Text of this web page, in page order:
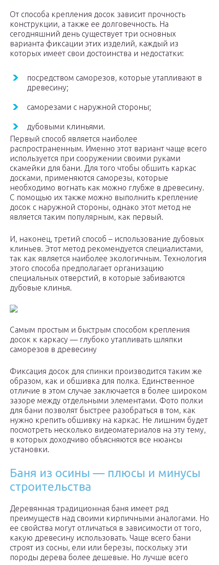
От способа крепления досок зависит прочность
конструкции, а также ее долговечность. На
сегодняшний день существует три основных
варианта фиксации этих изделий, каждый из
которых имеет свои достоинства и недостатки:
посредством саморезов, которые утапливают в
древесину;
саморезами с наружной стороны;
дубовыми клиньями.
Первый способ является наиболее
распространенным. Именно этот вариант чаще всего
используется при сооружении своими руками
скамейки для бани. Для того чтобы обшить каркас
досками, применяются саморезы, которые
необходимо вогнать как можно глубже в древесину.
С помощью их также можно выполнить крепление
досок с наружной стороны, однако этот метод не
является таким популярным, как первый.
И, наконец, третий способ – использование дубовых
клиньев. Этот метод рекомендуется специалистами,
так как является наиболее экологичным. Технология
этого способа предполагает организацию
специальных отверстий, в которые забиваются
дубовые клинья.
Самым простым и быстрым способом крепления
досок к каркасу — глубоко утапливать шляпки
саморезов в древесину
Фиксация досок для спинки производится таким же
образом, как и обшивка для полка. Единственное
отличие в этом случае заключается в более широком
зазоре между отдельными элементами. Фото полки
для бани позволят быстрее разобраться в том, как
нужно крепить обшивку на каркас. Не лишним будет
посмотреть несколько видеоматериалов на эту тему,
в которых доходчиво объясняются все нюансы
установки.
Баня из осины — плюсы и минусы
строительства
Деревянная традиционная баня имеет ряд
преимуществ над своими кирпичными аналогами. Но
ее свойства могут отличаться в зависимости от того,
какую древесину использовать. Чаще всего бани
строят из сосны, ели или березы, поскольку эти
породы дерева более дешевые. Но лучше всего